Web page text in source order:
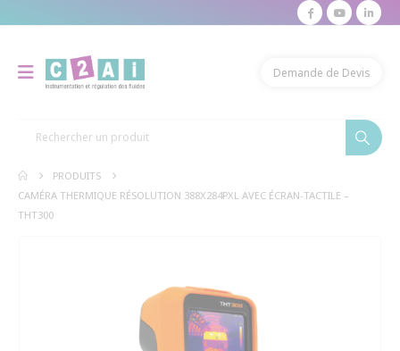
Demande de Devis
PRODUITS
CAMÉRA THERMIQUE RÉSOLUTION 388X284PXL AVEC ÉCRAN-TACTILE –
THT300